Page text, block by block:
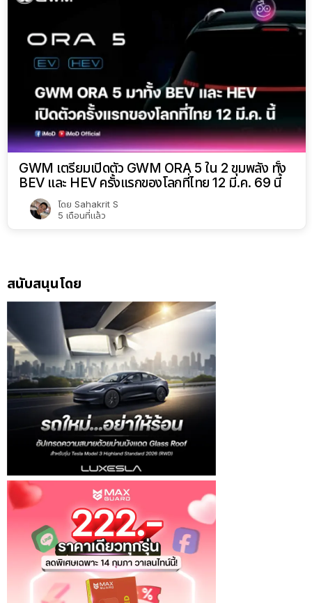
GWM เตรียมเปิดตัว GWM ORA 5 ใน 2 ขุมพลัง ทั้ง
BEV และ HEV ครั้งแรกของโลกที่ไทย 12 มี.ค. 69 นี้
โดย Sahakrit S
5 เดือนที่แล้ว
สนับสนุนโดย